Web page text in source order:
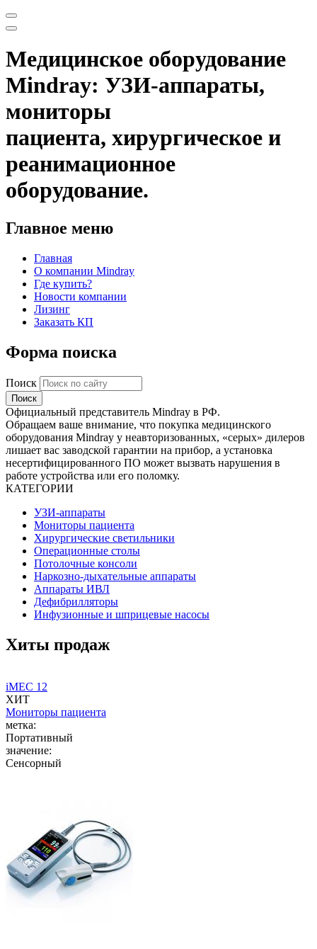
Медицинское оборудование
Mindray: УЗИ-аппараты,
мониторы
пациента, хирургическое и
реанимационное
оборудование.
Главное меню
Главная
О компании Mindray
Где купить?
Новости компании
Лизинг
Заказать КП
Форма поиска
Поиск
Официальный представитель Mindray в РФ.
Обращаем ваше внимание, что покупка медицинского
оборудования Mindray у неавторизованных, «серых» дилеров
лишает вас заводской гарантии на прибор, а установка
несертифицированного ПО может вызвать нарушения в
работе устройства или его поломку.
КАТЕГОРИИ
УЗИ-аппараты
Мониторы пациента
Хирургические светильники
Операционные столы
Потолочные консоли
Наркозно-дыхательные аппараты
Аппараты ИВЛ
Дефибрилляторы
Инфузионные и шприцевые насосы
Хиты продаж
iMEC 12
ХИТ
Мониторы пациента
метка:
Портативный
значение:
Сенсорный